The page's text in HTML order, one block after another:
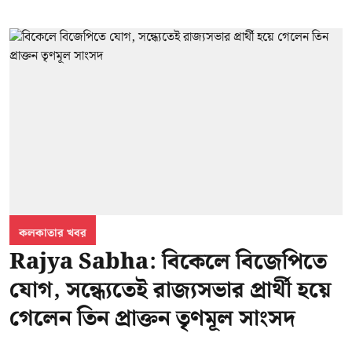
কলকাতার খবর
Rajya Sabha: বিকেলে বিজেপিতে
যোগ, সন্ধ্যেতেই রাজ্যসভার প্রার্থী হয়ে
গেলেন তিন প্রাক্তন তৃণমূল সাংসদ